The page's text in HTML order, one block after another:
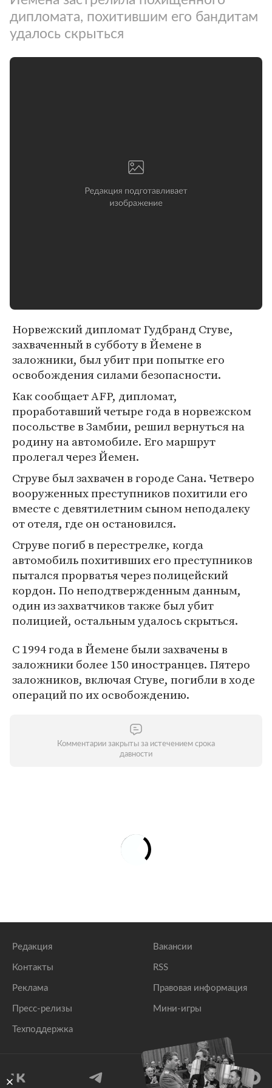
дипломата, похитившим его бандитам
удалось скрыться
Норвежский дипломат Гудбранд Стуве,
захваченный в субботу в Йемене в
заложники, был убит при попытке его
освобождения силами безопасности.
Как сообщает AFP, дипломат,
проработавший четыре года в норвежском
посольстве в Замбии, решил вернуться на
родину на автомобиле. Его маршрут
пролегал через Йемен.
Струве был захвачен в городе Сана. Четверо
вооруженных преступников похитили его
вместе с девятилетним сыном неподалеку
от отеля, где он остановился.
Струве погиб в перестрелке, когда
автомобиль похитивших его преступников
пытался прорватья через полицейский
кордон. По неподтвержденным данным,
один из захватчиков также был убит
полицией, остальным удалось скрыться.
С 1994 года в Йемене были захвачены в
заложники более 150 иностранцев. Пятеро
заложников, включая Стуве, погибли в ходе
операций по их освобождению.
Комментарии закрыты за истечением срока
давности
Редакция
Контакты
Реклама
Пресс-релизы
Техподдержка
Вакансии
RSS
Правовая информация
Мини-игры